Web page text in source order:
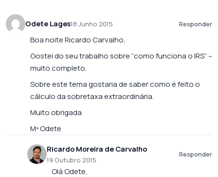
Odete Lages18 Junho 2015 Responder
Boa noite Ricardo Carvalho,
Gostei do seu trabalho sobre “como funciona o IRS” –
muito completo.
Sobre este tema gostaria de saber como é feito o
cálculo da sobretaxa extraordinária.
Muito obrigada
Mª Odete
Ricardo Moreira de Carvalho
19 Outubro 2015
Responder
Olá Odete,